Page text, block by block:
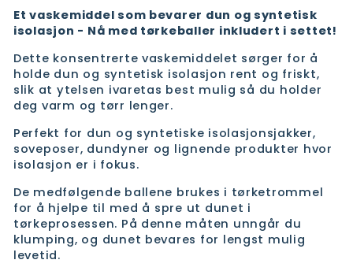
Et vaskemiddel som bevarer dun og syntetisk
isolasjon - Nå med tørkeballer inkludert i settet!
Dette konsentrerte vaskemiddelet sørger for å
holde dun og syntetisk isolasjon rent og friskt,
slik at ytelsen ivaretas best mulig så du holder
deg varm og tørr lenger.
Perfekt for dun og syntetiske isolasjonsjakker,
soveposer, dundyner og lignende produkter hvor
isolasjon er i fokus.
De medfølgende ballene brukes i tørketrommel
for å hjelpe til med å spre ut dunet i
tørkeprosessen. På denne måten unngår du
klumping, og dunet bevares for lengst mulig
levetid.